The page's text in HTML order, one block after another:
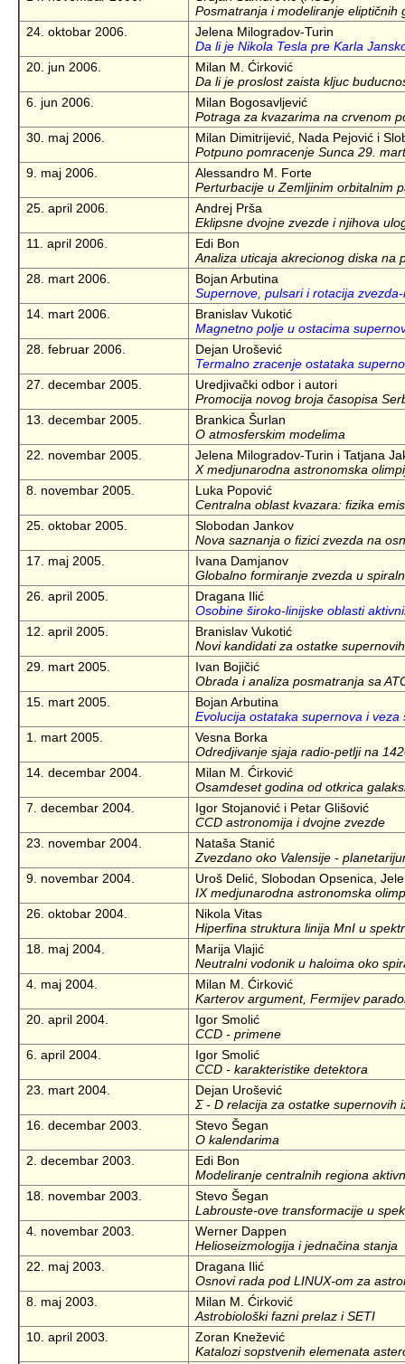
Posmatranja i modeliranje
24. oktobar 2006.
Jelena Milogradov-Turin
Da li je Nikola Tesla pre Karla
20. jun 2006.
Milan M. Ćirković
Da li je proslost zaista kljuc
6. jun 2006.
Milan Bogosavljević
Potraga za kvazarima na crvenom
30. maj 2006.
Milan Dimitrijević, Nada Pejović i
Potpuno pomracenje Sunca 29.
9. maj 2006.
Alessandro M. Forte
Perturbacije u Zemljinim orbitalnim
25. april 2006.
Andrej Prša
Eklipsne dvojne zvezde i njihova
11. april 2006.
Edi Bon
Analiza uticaja akrecionog diska na
28. mart 2006.
Bojan Arbutina
Supernove, pulsari i rotacija
14. mart 2006.
Branislav Vukotić
Magnetno polje u ostacima
28. februar 2006.
Dejan Urošević
Termalno zracenje ostataka
27. decembar 2005.
Uredjivački odbor i autori
Promocija novog broja časopisa
13. decembar 2005.
Brankica Šurlan
O atmosferskim modelima
22. novembar 2005.
Jelena Milogradov-Turin i Tatjana
X medjunarodna astronomska
8. novembar 2005.
Luka Popović
Centralna oblast kvazara: fizika
25. oktobar 2005.
Slobodan Jankov
Nova saznanja o fizici zvezda na
17. maj 2005.
Ivana Damjanov
Globalno formiranje zvezda u
26. april 2005.
Dragana Ilić
Osobine široko-linijske oblasti
12. april 2005.
Branislav Vukotić
Novi kandidati za ostatke
29. mart 2005.
Ivan Bojičić
Obrada i analiza posmatranja sa
15. mart 2005.
Bojan Arbutina
Evolucija ostataka supernova i
1. mart 2005.
Vesna Borka
Odredjivanje sjaja radio-petlji na
14. decembar 2004.
Milan M. Ćirković
Osamdeset godina od otkrica
7. decembar 2004.
Igor Stojanović i Petar Glišović
CCD astronomija i dvojne zvezde
23. novembar 2004.
Nataša Stanić
Zvezdano oko Valensije -
9. novembar 2004.
Uroš Delić, Slobodan Opsenica,
IX medjunarodna astronomska
26. oktobar 2004.
Nikola Vitas
Hiperfina struktura linija MnI u
18. maj 2004.
Marija Vlajić
Neutralni vodonik u haloima oko
4. maj 2004.
Milan M. Ćirković
Karterov argument, Fermijev
20. april 2004.
Igor Smolić
CCD - primene
6. april 2004.
Igor Smolić
CCD - karakteristike detektora
23. mart 2004.
Dejan Urošević
Σ - D relacija za ostatke supernovih
16. decembar 2003.
Stevo Šegan
O kalendarima
2. decembar 2003.
Edi Bon
Modeliranje centralnih regiona
18. novembar 2003.
Stevo Šegan
Labrouste-ove transformacije u
4. novembar 2003.
Werner Dappen
Helioseizmologija i jednačina stanja
22. maj 2003.
Dragana Ilić
Osnovi rada pod LINUX-om za
8. maj 2003.
Milan M. Ćirković
Astrobiološki fazni prelaz i SETI
10. april 2003.
Zoran Knežević
Katalozi sopstvenih elemenata